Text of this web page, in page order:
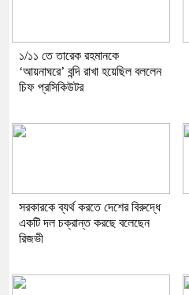
১/১১ তে তারেক রহমানকে
‘আয়নাঘরে’ বন্দি রাখা হয়েছিল বললেন
চিফ প্রসিকিউটর
সরকারকে ব্যর্থ করতে দেশের বিরুদ্ধে
একটি দল চক্রান্ত করছে বলেছেন
রিজভী